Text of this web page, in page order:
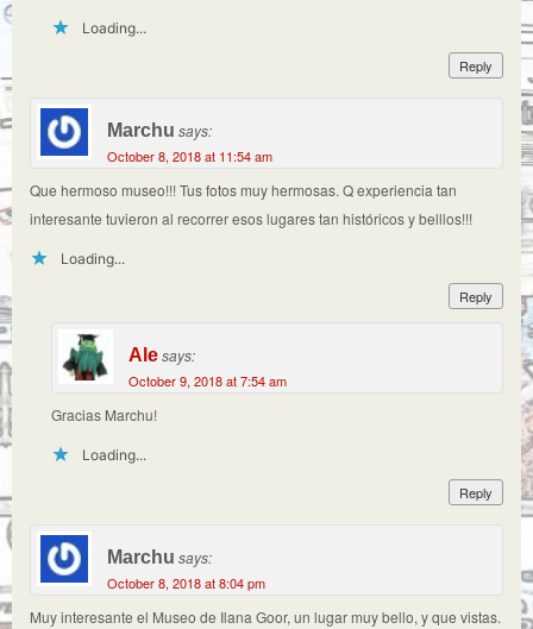
Loading...
Reply
Marchu says:
October 8, 2018 at 11:54 am
Que hermoso museo!!! Tus fotos muy hermosas. Q experiencia tan
interesante tuvieron al recorrer esos lugares tan históricos y belllos!!!
Loading...
Reply
Alesays:
October 9, 2018 at 7:54 am
Gracias Marchu!
Loading...
Reply
Marchu says:
October 8, 2018 at 8:04 pm
Muy interesante el Museo de Ilana Goor, un lugar muy bello, y que vistas.